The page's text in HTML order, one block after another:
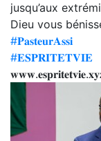
jusqu’aux
Dieu vous
#𝐏𝐚𝐬𝐭𝐞𝐮𝐫𝐀𝐬𝐬𝐢
#𝐄𝐒𝐏𝐑𝐈𝐓𝐄𝐓𝐕𝐈𝐄